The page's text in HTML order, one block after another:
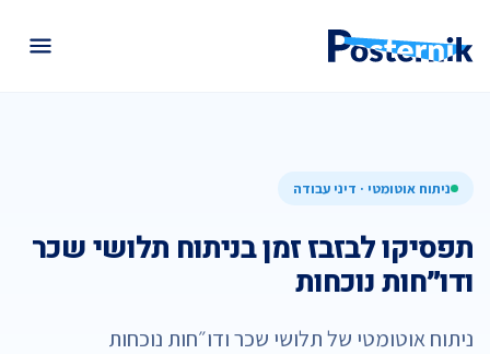
ניתוח אוטומטי · דיני עבודה
תפסיקו לבזבז זמן בניתוח תלושי שכר
ודו״חות נוכחות
ניתוח אוטומטי של תלושי שכר ודו״חות נוכחות